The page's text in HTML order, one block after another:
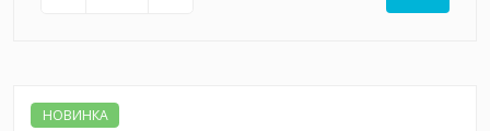
НОВИНКА